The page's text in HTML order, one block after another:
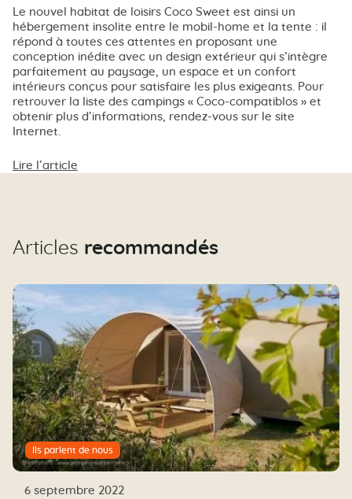
Le nouvel habitat de loisirs Coco Sweet est ainsi un
hébergement insolite entre le mobil-home et la tente : il
répond à toutes ces attentes en proposant une
conception inédite avec un design extérieur qui s’intègre
parfaitement au paysage, un espace et un confort
intérieurs conçus pour satisfaire les plus exigeants. Pour
retrouver la liste des campings « Coco-compatiblos » et
obtenir plus d’informations, rendez-vous sur le site
Internet.
Lire l’article
Articles recommandés
Ils parlent de nous
6 septembre 2022